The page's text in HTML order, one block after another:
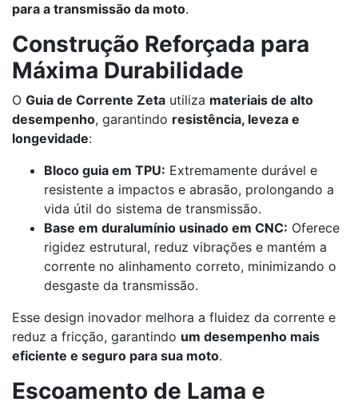
para a transmissão da moto.
Construção Reforçada para
Máxima Durabilidade
O Guia de Corrente Zeta utiliza materiais de alto
desempenho, garantindo resistência, leveza e
longevidade:
Bloco guia em TPU: Extremamente durável e
resistente a impactos e abrasão, prolongando a
vida útil do sistema de transmissão.
Base em duralumínio usinado em CNC: Oferece
rigidez estrutural, reduz vibrações e mantém a
corrente no alinhamento correto, minimizando o
desgaste da transmissão.
Esse design inovador melhora a fluidez da corrente e
reduz a fricção, garantindo um desempenho mais
eficiente e seguro para sua moto.
Escoamento de Lama e